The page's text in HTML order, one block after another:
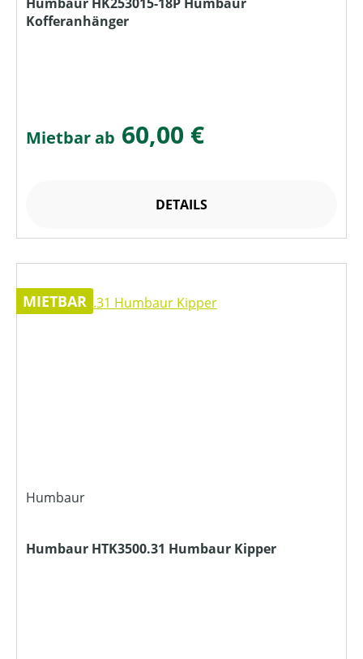
Kofferanhänger
Mietbar ab 60,00 €
DETAILS
MIETBAR
Humbaur
Humbaur HTK3500.31 Humbaur Kipper